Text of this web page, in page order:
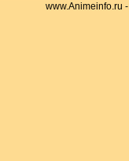
www.Animeinfo.ru -